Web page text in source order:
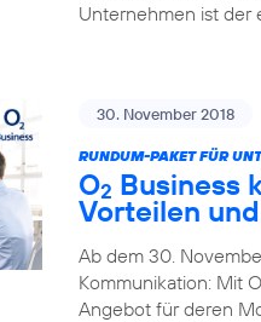
Unternehmen ist der
30. November 2018
RUNDUM-PAKET FÜR
O2 Business
Vorteilen
Ab dem 30.
Kommunikation: Mit O
Angebot für deren